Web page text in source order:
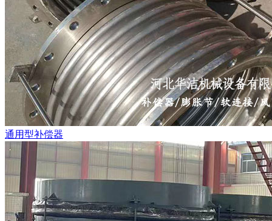
通用型补偿器